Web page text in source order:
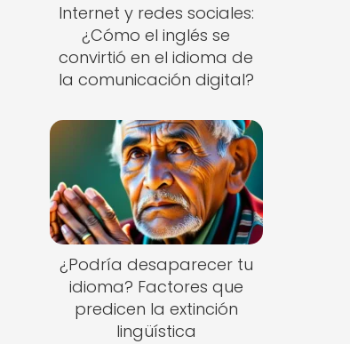
Internet y redes sociales:
¿Cómo el inglés se
convirtió en el idioma de
la comunicación digital?
¿Podría desaparecer tu
idioma? Factores que
predicen la extinción
lingüística